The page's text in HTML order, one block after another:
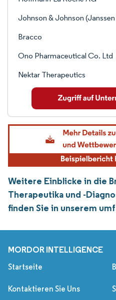
Johnson & Johnson
Bracco
Ono Pharmaceutical Co. Ltd
Nektar Therapeutics
Weitere Einblicke in die
Therapeutika und -
finden Sie in unserem
MORDOR INTELLIGENCE
Startseite
Kontaktieren Sie Uns